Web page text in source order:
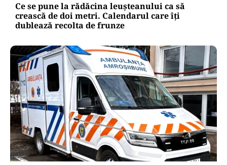
Ce se pune la rădăcina leușteanului ca să
crească de doi metri. Calendarul care îți
dublează recolta de frunze